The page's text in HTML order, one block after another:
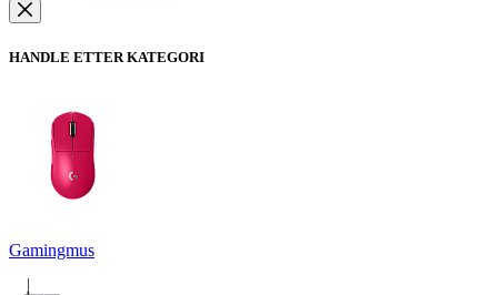
HANDLE ETTER KATEGORI
Gamingmus